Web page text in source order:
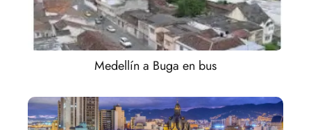
Medellín a Buga en bus